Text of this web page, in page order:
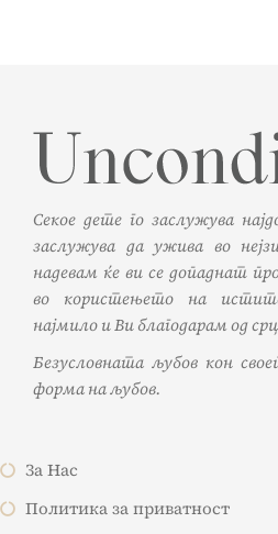
Секое дете го заслужува
заслужува да ужива во
надевам ќе ви се допаднат
во користењето на
најмило и Ви благодарам од
Безусловната љубов кон
форма на љубов.
За Нас
Политика за приватност